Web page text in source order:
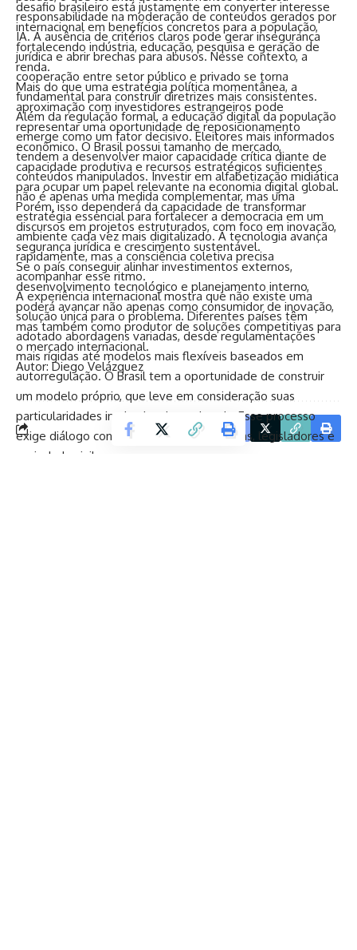
desafio brasileiro está justamente em converter interesse
internacional em benefícios concretos para a população,
fortalecendo indústria, educação, pesquisa e geração de
renda.
Mais do que uma estratégia política momentânea, a
aproximação com investidores estrangeiros pode
representar uma oportunidade de reposicionamento
econômico. O Brasil possui tamanho de mercado,
capacidade produtiva e recursos estratégicos suficientes
para ocupar um papel relevante na economia digital global.
Porém, isso dependerá da capacidade de transformar
discursos em projetos estruturados, com foco em inovação,
segurança jurídica e crescimento sustentável.
Se o país conseguir alinhar investimentos externos,
desenvolvimento tecnológico e planejamento interno,
poderá avançar não apenas como consumidor de inovação,
mas também como produtor de soluções competitivas para
o mercado internacional.
Autor: Diego Velázquez
Facebook
responsabilidade na moderação de conteúdos gerados por
IA. A ausência de critérios claros pode gerar insegurança
jurídica e abrir brechas para abusos. Nesse contexto, a
cooperação entre setor público e privado se torna
fundamental para construir diretrizes mais consistentes.
Além da regulação formal, a educação digital da população
emerge como um fator decisivo. Eleitores mais informados
tendem a desenvolver maior capacidade crítica diante de
conteúdos manipulados. Investir em alfabetização midiática
não é apenas uma medida complementar, mas uma
estratégia essencial para fortalecer a democracia em um
ambiente cada vez mais digitalizado. A tecnologia avança
rapidamente, mas a consciência coletiva precisa
acompanhar esse ritmo.
A experiência internacional mostra que não existe uma
solução única para o problema. Diferentes países têm
adotado abordagens variadas, desde regulamentações
mais rígidas até modelos mais flexíveis baseados em
autorregulação. O Brasil tem a oportunidade de construir
um modelo próprio, que leve em consideração suas
particularidades institucionais e culturais. Esse processo
exige diálogo constante entre especialistas, legisladores e
sociedade civil.